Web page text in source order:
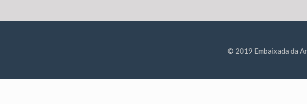
© 2019 Embaixada da